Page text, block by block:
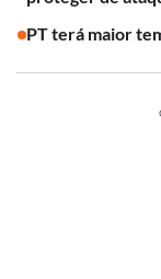
PT terá maior